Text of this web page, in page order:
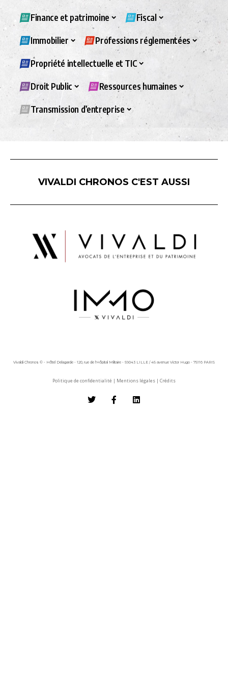
Finance et patrimoine Fiscal
Immobilier Professions réglementées
Propriété intellectuelle et TIC
Droit Public Ressources humaines
Transmission d’entreprise
VIVALDI CHRONOS C'EST AUSSI
Vivaldi Chronos © - Hôtel Delagarde - 120, rue de l'Hôpital Militaire - 59043 LILLE / 45 avenue Victor Hugo - 75116 PARIS
Politique de confidentialité | Mentions légales | Crédits